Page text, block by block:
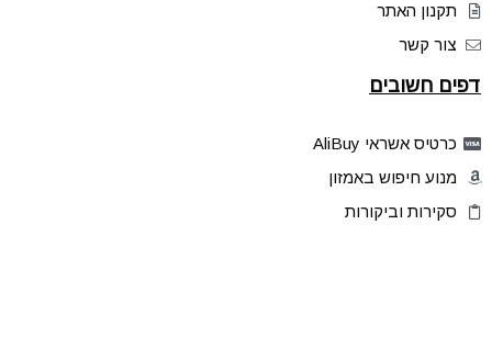
תקנון האתר
צור קשר
דפים חשובים
כרטיס אשראי AliBuy
מנוע חיפוש באמזון
סקירות וביקורות